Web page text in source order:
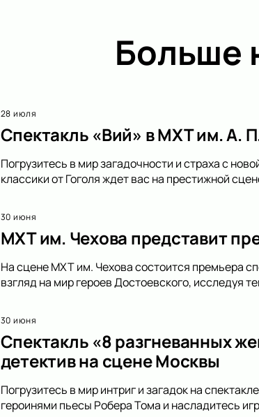
Больше
28 июля
Спектакль «Вий» в МХТ им. А.
Погрузитесь в мир загадочности и страха с
классики от Гоголя ждет вас на престижной
30 июня
МХТ им. Чехова представит
На сцене МХТ им. Чехова состоится премьера
взгляд на мир героев Достоевского, исследуя
30 июня
Спектакль «8 разгневанных
детектив на сцене Москвы
Погрузитесь в мир интриг и загадок на
героинями пьесы Робера Тома и насладитесь